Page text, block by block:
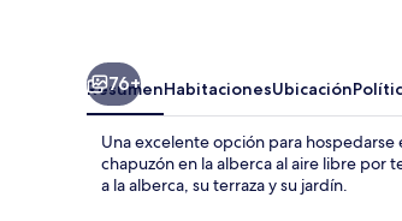
76+
ResumenHabitacionesUbicación
Una excelente opción para
chapuzón en la alberca al aire libre por
a la alberca, su terraza y su jardín.